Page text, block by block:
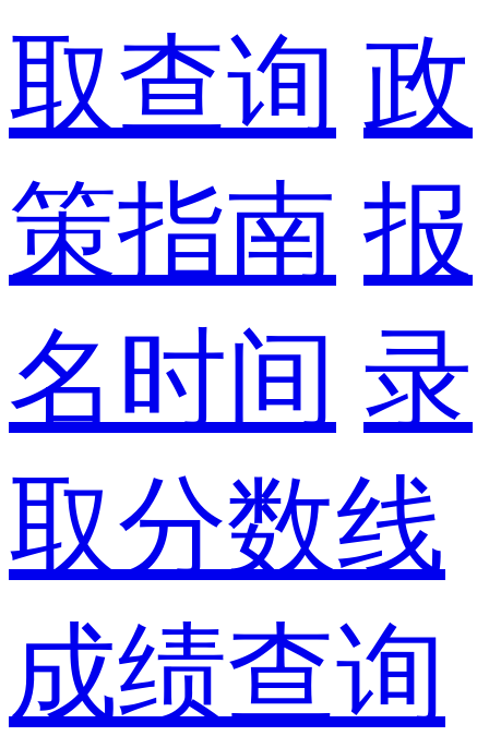
取查询 政
策指南 报
名时间 录
取分数线
成绩查询